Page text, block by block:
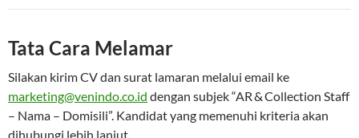
Tata Cara Melamar
Silakan kirim CV dan surat lamaran melalui email ke
marketing@venindo.co.id dengan subjek “AR & Collection Staff
– Nama – Domisili”. Kandidat yang memenuhi kriteria akan
dihubungi lebih lanjut.